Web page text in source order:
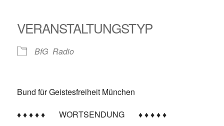
VERANSTALTUNGSTYP
BfG Radio
Bund für Geistesfreiheit München
♦ ♦ ♦ ♦ ♦
WORTSENDUNG ♦ ♦ ♦ ♦ ♦